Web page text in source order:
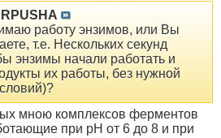
работу энзимов, или Вы
т.е. Нескольких секунд
энзимы начали работать и
их работы, без нужной
мною комплексов ферментов
при рН от 6 до 8 и при